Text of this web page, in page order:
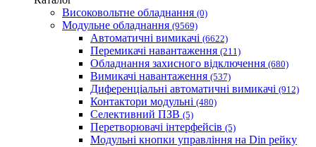
Промфактор
Термофіт
Укренерго-Альянс (Україна)
Високовольтне обладнання (0)
Модульне обладнання (9569)
Автоматичні вимикачі (6622)
Перемикачі навантаження (211)
Обладнання захисного відключення (680)
Вимикачі навантаження (537)
Диференціальні автоматичні вимикачі (912)
Контактори модульні (480)
Селективний ПЗВ (5)
Перетворювачі інтерфейсів (5)
Модульні кнопки управління на Din рейку